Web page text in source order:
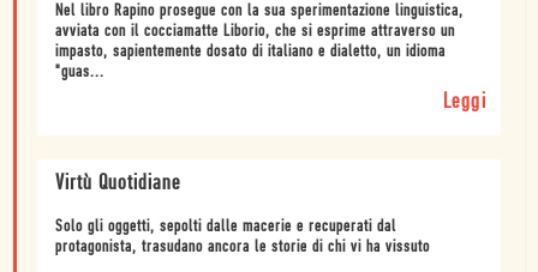
Nel libro Rapino prosegue con la sua sperimentazione linguistica,
avviata con il cocciamatte Liborio, che si esprime attraverso un
impasto, sapientemente dosato di italiano e dialetto, un idioma
"guas...
Leggi
Virtù Quotidiane
Solo gli oggetti, sepolti dalle macerie e recuperati dal
protagonista, trasudano ancora le storie di chi vi ha vissuto